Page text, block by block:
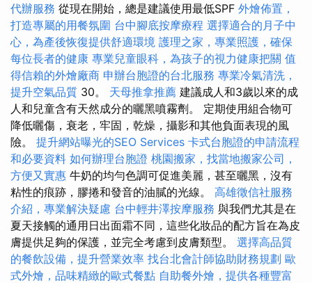
代辦服務 從現在開始，總是建議使用最低SPF 外燴佈置，
打造專屬的用餐氛圍 台中腳底按摩療程 選擇適合的月子中
心，為產後恢復提供舒適環境 護理之家，專業照護，確保
每位長者的健康 專業兒童眼科，為孩子的視力健康把關 值
得信賴的外燴廠商 申辦台胞證的台北服務 專業冷氣清洗，
提升空氣品質 30。 天母推拿推薦 建議成人和3歲以來的成
人和兒童含有天然成分的曬黑噴霧劑。 定期使用組合物可
降低曬傷，衰老，牢固，乾燥，攝影和其他負面表現的風
險。 提升網站曝光的SEO Services 卡式台胞證的申請流程
和必要資料 如何辦理台胞證 桃園搬家，找當地搬家公司，
方便又實惠 牛奶的均勻色調可促進美麗，甚至曬黑，沒有
粘性的痕跡，膠捲和發音的油膩的光線。 高雄徵信社服務
介紹，專業解決疑慮 台中輕井澤按摩服務 與我們尤其是在
夏天接觸的通用日出面霜不同，這些化妝品的配方旨在為皮
膚提供足夠的保護，並完全考慮到皮膚類型。 選擇高品質
的餐飲設備，提升營業效率 找台北會計師協助財務規劃 歐
式外燴，品味精緻的歐式餐點 自助餐外燴，提供各種豐富